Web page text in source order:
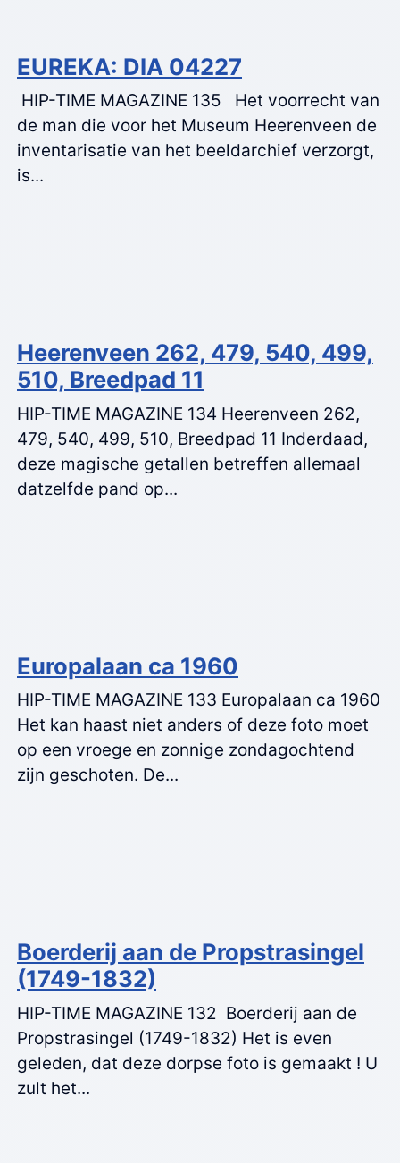
EUREKA: DIA 04227
HIP-TIME MAGAZINE 135 Het voorrecht van
de man die voor het Museum Heerenveen de
inventarisatie van het beeldarchief verzorgt,
is...
Heerenveen 262, 479, 540, 499,
510, Breedpad 11
HIP-TIME MAGAZINE 134 Heerenveen 262,
479, 540, 499, 510, Breedpad 11 Inderdaad,
deze magische getallen betreffen allemaal
datzelfde pand op...
Europalaan ca 1960
HIP-TIME MAGAZINE 133 Europalaan ca 1960
Het kan haast niet anders of deze foto moet
op een vroege en zonnige zondagochtend
zijn geschoten. De...
Boerderij aan de Propstrasingel
(1749-1832)
HIP-TIME MAGAZINE 132 Boerderij aan de
Propstrasingel (1749-1832) Het is even
geleden, dat deze dorpse foto is gemaakt ! U
zult het...